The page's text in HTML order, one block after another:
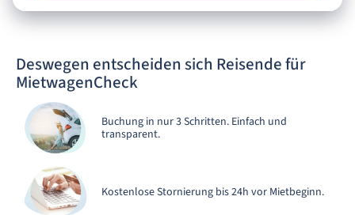
Deswegen entscheiden sich Reisende für
MietwagenCheck
Buchung in nur 3 Schritten. Einfach und
transparent.
Kostenlose Stornierung bis 24h vor Mietbeginn.